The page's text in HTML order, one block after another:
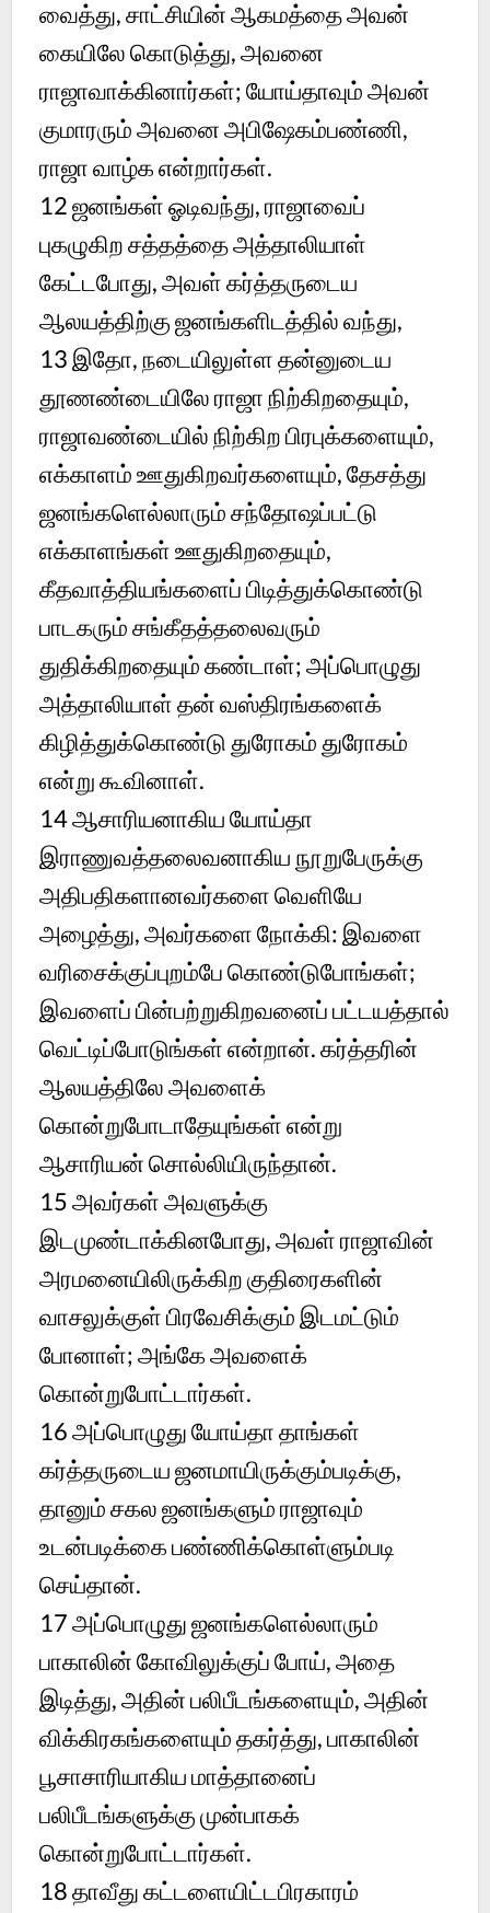
வைத்து, சாட்சியின் ஆகமத்தை அவன்
கையிலே கொடுத்து, அவனை
ராஜாவாக்கினார்கள்; யோய்தாவும் அவன்
குமாரரும் அவனை அபிஷேகம்பண்ணி,
ராஜா வாழ்க என்றார்கள்.
12ஜனங்கள் ஓடிவந்து, ராஜாவைப்
புகழுகிற சத்தத்தை அத்தாலியாள்
கேட்டபோது, அவள் கர்த்தருடைய
ஆலயத்திற்கு ஜனங்களிடத்தில் வந்து,
13 இதோ, நடையிலுள்ள தன்னுடைய
தூணண்டையிலே ராஜா நிற்கிறதையும்,
ராஜாவண்டையில் நிற்கிற பிரபுக்களையும்,
எக்காளம் ஊதுகிறவர்களையும், தேசத்து
ஜனங்களெல்லாரும் சந்தோஷப்பட்டு
எக்காளங்கள் ஊதுகிறதையும்,
கீதவாத்தியங்களைப் பிடித்துக்கொண்டு
பாடகரும் சங்கீதத்தலைவரும்
துதிக்கிறதையும் கண்டாள்; அப்பொழுது
அத்தாலியாள் தன் வஸ்திரங்களைக்
கிழித்துக்கொண்டு துரோகம் துரோகம்
என்று கூவினாள்.
14ஆசாரியனாகிய யோய்தா
இராணுவத்தலைவனாகிய நூறுபேருக்கு
அதிபதிகளானவர்களை வெளியே
அழைத்து, அவர்களை நோக்கி: இவளை
வரிசைக்குப்புறம்பே கொண்டுபோங்கள்;
இவளைப் பின்பற்றுகிறவனைப் பட்டயத்தால்
வெட்டிப்போடுங்கள் என்றான். கர்த்தரின்
ஆலயத்திலே அவளைக்
கொன்றுபோடாதேயுங்கள் என்று
ஆசாரியன் சொல்லியிருந்தான்.
15அவர்கள் அவளுக்கு
இடமுண்டாக்கினபோது, அவள் ராஜாவின்
அரமனையிலிருக்கிற குதிரைகளின்
வாசலுக்குள் பிரவேசிக்கும் இடமட்டும்
போனாள்; அங்கே அவளைக்
கொன்றுபோட்டார்கள்.
16அப்பொழுது யோய்தா தாங்கள்
கர்த்தருடைய ஜனமாயிருக்கும்படிக்கு,
தானும் சகல ஜனங்களும் ராஜாவும்
உடன்படிக்கை பண்ணிக்கொள்ளும்படி
செய்தான்.
17அப்பொழுது ஜனங்களெல்லாரும்
பாகாலின் கோவிலுக்குப் போய், அதை
இடித்து, அதின் பலிபீடங்களையும், அதின்
விக்கிரகங்களையும் தகர்த்து, பாகாலின்
பூசாசாரியாகிய மாத்தானைப்
பலிபீடங்களுக்கு முன்பாகக்
கொன்றுபோட்டார்கள்.
18தாவீது கட்டளையிட்டபிரகாரம்